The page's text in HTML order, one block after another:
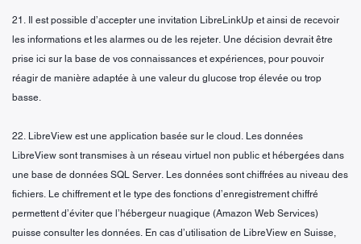
21. Il est possible d’accepter une invitation LibreLinkUp et ainsi de recevoir
les informations et les alarmes ou de les rejeter. Une décision devrait être
prise ici sur la base de vos connaissances et expériences, pour pouvoir
réagir de manière adaptée à une valeur du glucose trop élevée ou trop
basse.
22. LibreView est une application basée sur le cloud. Les données
LibreView sont transmises à un réseau virtuel non public et hébergées dans
une base de données SQL Server. Les données sont chiffrées au niveau des
fichiers. Le chiffrement et le type des fonctions d’enregistrement chiffré
permettent d’éviter que l’hébergeur nuagique (Amazon Web Services)
puisse consulter les données. En cas d’utilisation de LibreView en Suisse,